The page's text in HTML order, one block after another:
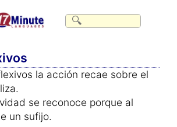
la acción recae sobre el
se reconoce porque al
un sufijo.